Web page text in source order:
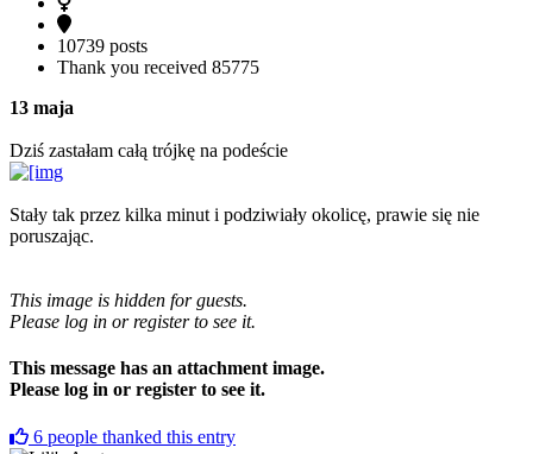
10739 posts
Thank you received 85775
13 maja
Dziś zastałam całą trójkę na podeście
Stały tak przez kilka minut i podziwiały okolicę, prawie się nie
poruszając.
This image is hidden for guests.
Please log in or register to see it.
This message has an attachment image.
Please log in or register to see it.
6 people thanked this entry